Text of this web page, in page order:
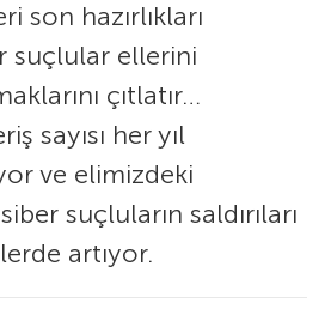
son hazırlıkları
suçlular ellerini
çıtlatır…
sayısı her yıl
ve elimizdeki
suçluların saldırıları
artıyor.